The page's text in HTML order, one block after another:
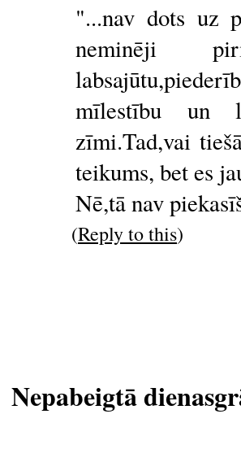
"...nav dots uz
neminēji
mīlestību un
zīmi.Tad,vai
teikums, bet es
Nē,tā nav
(Reply to this)
Nepabeigtā